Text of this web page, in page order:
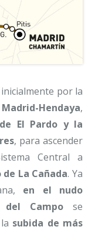
por la
Hendaya,
El Pardo y la
, para ascender
Central a
La Cañada. Ya
en el nudo
Campose
subida de más